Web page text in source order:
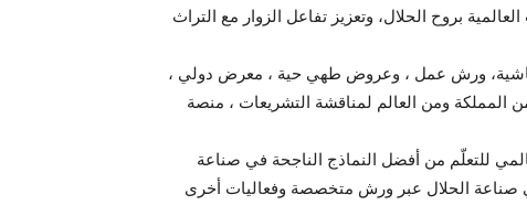
بروح الحلال، وتعزيز تفاعل الزوار مع التراث
ورش عمل ، وعروض طهي حية ، معرض دولي ،
ومن العالم لمناقشة التشريعات ، منصة
السعودي والعالمي للتعلّم من أفضل النماذج الناجحة في صناعة
2025، قادة المستقبل في صناعة الحلال عبر ورش متخصصة وفعاليات أخرى